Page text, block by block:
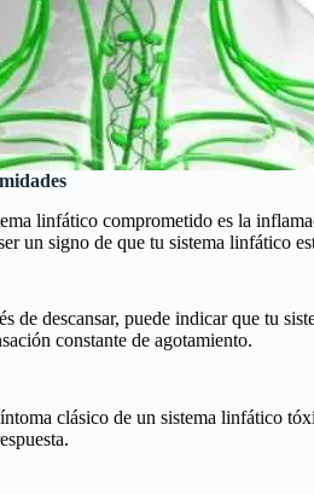
linfático comprometido es la
un signo de que tu sistema linfático
de descansar, puede indicar que tu
constante de agotamiento.
clásico de un sistema linfático